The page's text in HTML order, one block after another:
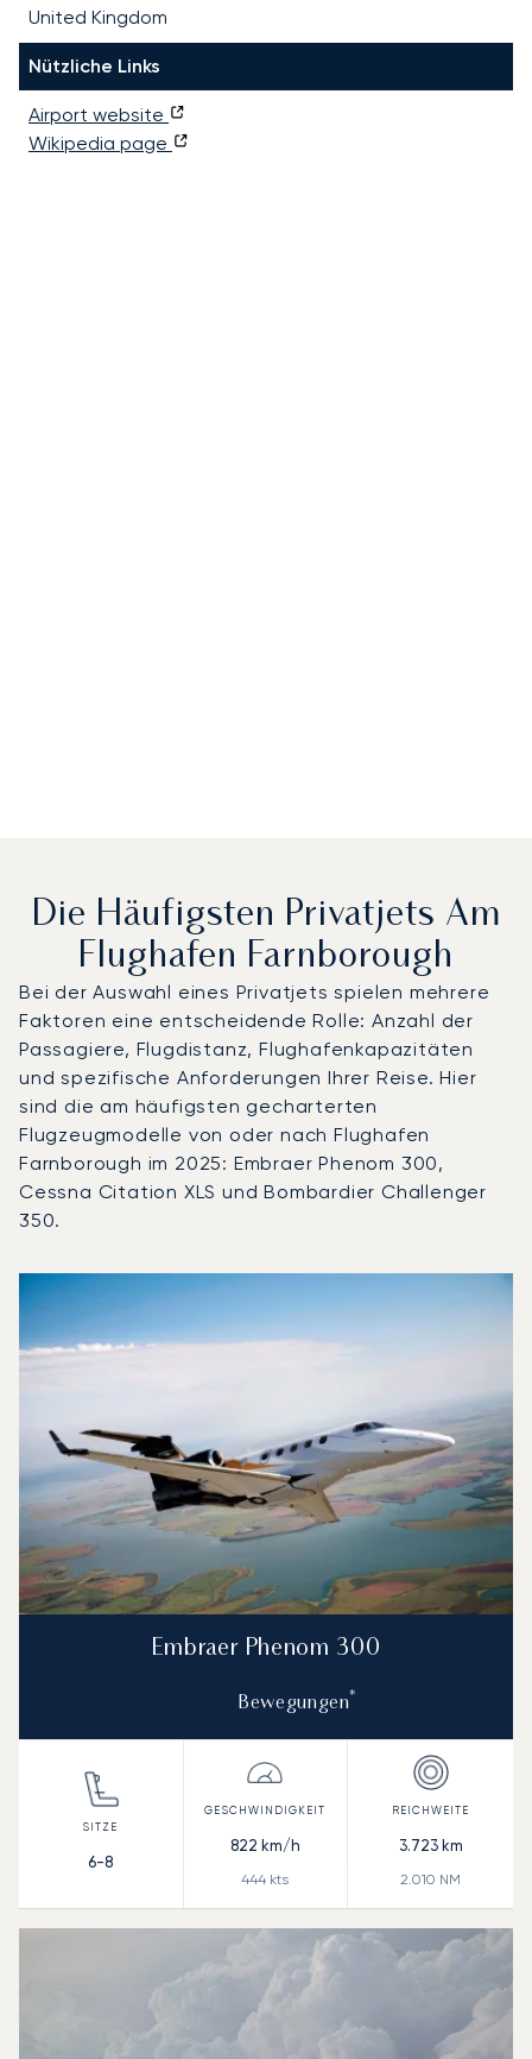
United Kingdom
Nützliche Links
Airport website
Wikipedia page
Die Häufigsten Privatjets Am
Flughafen Farnborough
Bei der Auswahl eines Privatjets spielen mehrere
Faktoren eine entscheidende Rolle: Anzahl der
Passagiere, Flugdistanz, Flughafenkapazitäten
und spezifische Anforderungen Ihrer Reise. Hier
sind die am häufigsten gecharterten
Flugzeugmodelle von oder nach Flughafen
Farnborough im 2025: Embraer Phenom 300,
Cessna Citation XLS und Bombardier Challenger
350.
Foto des Flugzeugs
Flugzeugmodell
Sitze
Geschwindigkeit (km/h)
Reichweite (km)
Reichweite (NM)
Embraer Phenom 300
Bewegungen*
6-8
822 km/h
444 kts
3.723km
2.010 NM